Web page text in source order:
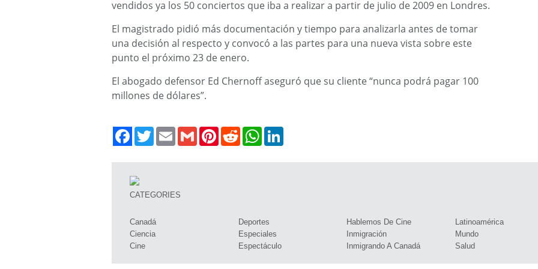
vendidos ya los 50 conciertos que iba a realizar a partir de julio de 2009 en Londres.
El magistrado pidió más documentación y tiempo para analizarla antes de tomar
una decisión al respecto y convocó a las partes para una nueva vista sobre este
punto el próximo 23 de enero.
El abogado defensor Ed Chernoff aseguró que su cliente “nunca podrá pagar 100
millones de dólares”.
TwitterEmail Gmail PinterestRedditWhatsApp
CATEGORIES
Canadá
Ciencia
Cine
Deportes
Especiales
Espectáculo
Hablemos De Cine
Inmigración
Inmigrando A Canadá
Latinoamérica
Mundo
Salud